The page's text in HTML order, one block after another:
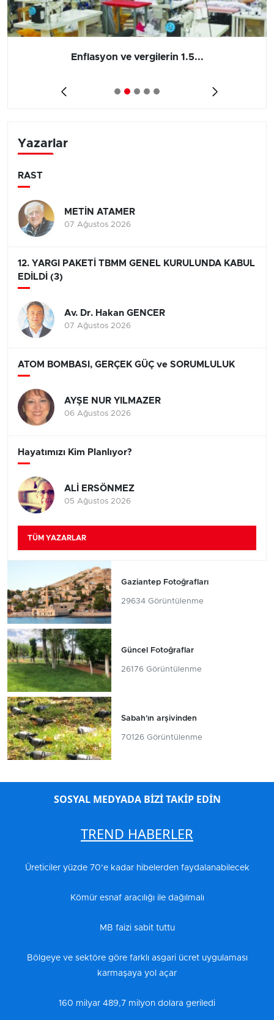
Enflasyon ve vergilerin 1.5...
Yazarlar
RAST
METİN ATAMER
07 Ağustos 2026
12. YARGI PAKETİ TBMM GENEL KURULUNDA KABUL
EDİLDİ (3)
Av. Dr. Hakan GENCER
07 Ağustos 2026
ATOM BOMBASI, GERÇEK GÜÇ ve SORUMLULUK
AYŞE NUR YILMAZER
06 Ağustos 2026
Hayatımızı Kim Planlıyor?
ALİ ERSÖNMEZ
05 Ağustos 2026
TÜM YAZARLAR
Gaziantep Fotoğrafları
29634 Görüntülenme
Güncel Fotoğraflar
26176 Görüntülenme
Sabah'ın arşivinden
70126 Görüntülenme
SOSYAL MEDYADA BİZİ TAKİP EDİN
TREND HABERLER
Üreticiler yüzde 70’e kadar hibelerden faydalanabilecek
Kömür esnaf aracılığı ile dağılmalı
MB faizi sabit tuttu
Bölgeye ve sektöre göre farklı asgari ücret uygulaması
karmaşaya yol açar
160 milyar 489,7 milyon dolara geriledi